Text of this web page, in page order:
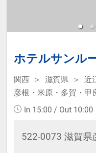
ホテルサンル
関西 滋賀県
近
彦根・米原・多賀・甲
In 15:00 / Out 10:00
522-0073 滋賀県